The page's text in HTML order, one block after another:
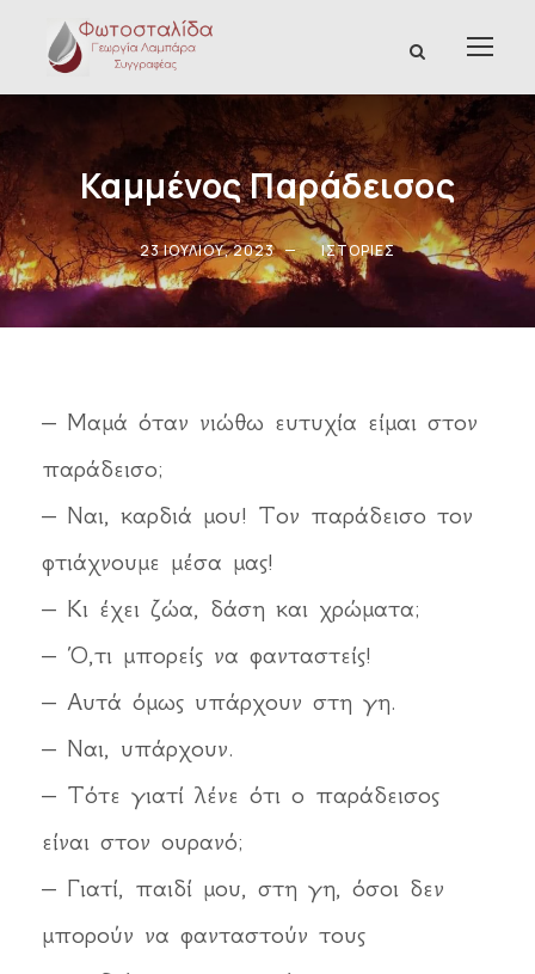
Καμμένος Παράδεισος
23 ΙΟΥΛΊΟΥ, 2023 ΙΣΤΟΡΊΕΣ
– Μαμά όταν νιώθω ευτυχία είμαι στον
παράδεισο;
– Ναι, καρδιά μου! Τον παράδεισο τον
φτιάχνουμε μέσα μας!
– Κι έχει ζώα, δάση και χρώματα;
– Ό,τι μπορείς να φανταστείς!
– Αυτά όμως υπάρχουν στη γη.
– Ναι, υπάρχουν.
– Τότε γιατί λένε ότι ο παράδεισος
είναι στον ουρανό;
– Γιατί, παιδί μου, στη γη, όσοι δεν
μπορούν να φανταστούν τους